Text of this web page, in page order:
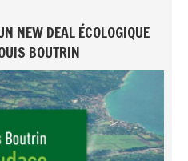
NEW DEAL ÉCOLOGIQUE
BOUTRIN